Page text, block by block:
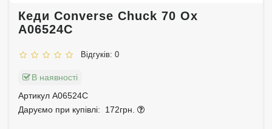
Кеди Converse Chuck 70 Ox
A06524C
Відгуків: 0
В наявності
Артикул A06524C
Даруємо при купівлі: 172грн.